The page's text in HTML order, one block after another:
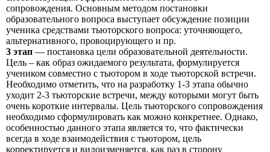
сопровождения. Основным методом постановки
образовательного вопроса выступает обсуждение позиции
ученика средствами тьюторского вопроса: уточняющего,
альтернативного, провоцирующего и пр.
3 этап — постановка цели образовательной деятельности.
Цель – как образ ожидаемого результата, формулируется
учеником совместно с тьютором в ходе тьюторской встречи.
Необходимо отметить, что на разработку 1-3 этапа обычно
уходит 2-3 тьюторские встречи, между которыми могут быть
очень короткие интервалы. Цель тьюторского сопровождения
необходимо сформулировать как можно конкретнее. Однако,
особенностью данного этапа является то, что фактически
всегда в ходе взаимодействия с тьютором, цель
корректируется и видоизменяется, как раз в сторону